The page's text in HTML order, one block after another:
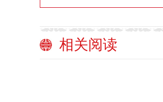
相关阅读